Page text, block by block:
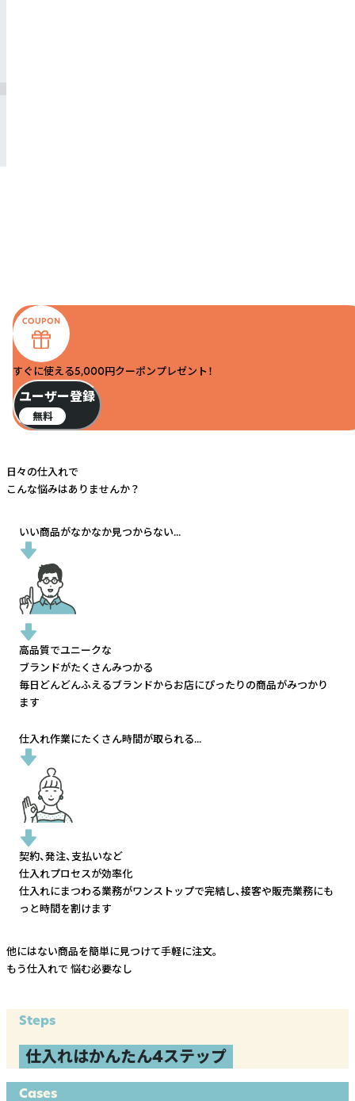
すぐに使える5,000円クーポンプレゼント！
ユーザー登録
無料
日々の仕入れで
こんな悩みはありませんか？
いい商品がなかなか見つからない...
高品質でユニークな
ブランドがたくさんみつかる
毎日どんどんふえるブランドからお店にぴったりの商品がみつかり
ます
仕入れ作業にたくさん時間が取られる...
契約、発注、支払いなど
仕入れプロセスが効率化
仕入れにまつわる業務がワンストップで完結し、接客や販売業務にも
っと時間を割けます
他にはない商品を簡単に見つけて手軽に注文。
もう仕入れで 悩む必要なし
Steps
仕入れはかんたん4ステップ
Cases